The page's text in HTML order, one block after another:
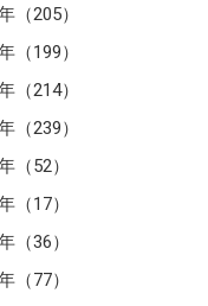
（205）
（199）
（214）
（239）
（52）
（17）
（36）
（77）